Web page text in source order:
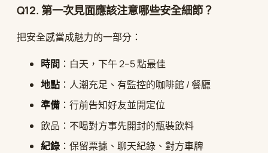
Q12. 第一次見面應該注意哪些安全細節？
把安全感當成魅力的一部分：
時間 ：白天，下午 2–5 點最佳
地點 ：人潮充足、有監控的咖啡館 / 餐廳
準備 ：行前告知好友並開定位
飲品：不喝對方事先開封的瓶裝飲料
紀錄 ：保留票據、聊天紀錄、對方車牌